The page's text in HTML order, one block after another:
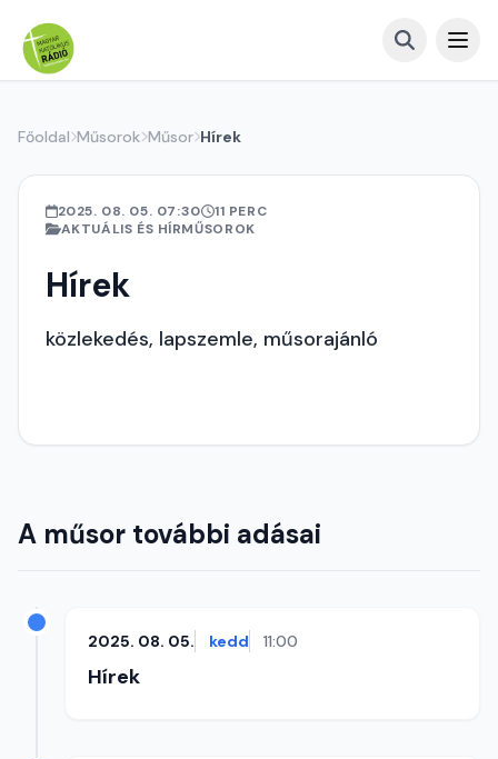
Főoldal Műsorok Műsor Hírek
2025. 08. 05. 07:30
11 PERC
AKTUÁLIS ÉS HÍRMŰSOROK
Hírek
közlekedés, lapszemle, műsorajánló
A műsor további adásai
2025. 08. 05. kedd 11:00
Hírek